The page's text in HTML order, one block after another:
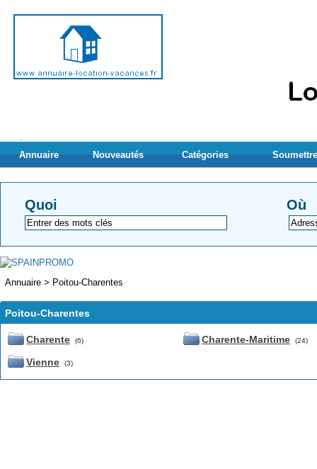
Annuaire Nouveautés Catégories
Quoi Où
Annuaire > Poitou-Charentes
Poitou-Charentes
Charente (6)
Vienne (3)
Charente-Maritime (24)